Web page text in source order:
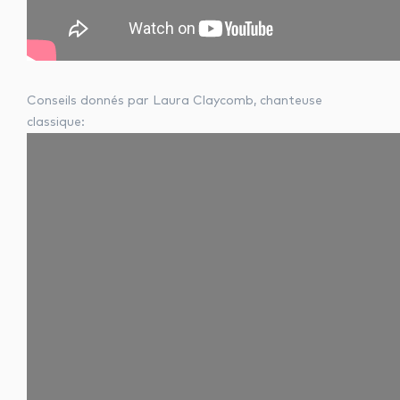
Conseils donnés par Laura Claycomb, chanteuse
classique: